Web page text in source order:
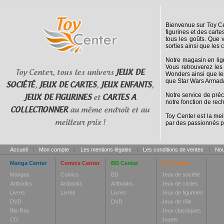
Toy Center, tous les univers JEUX DE
SOCIÉTÉ, JEUX DE CARTES, JEUX ENFANTS,
JEUX DE FIGURINESet CARTES A
COLLECTIONNERau même endroit et au
meilleur prix !
Bienvenue sur Toy
figurines et des
tous les goûts. Que
sorties ainsi que les
Notre magasin en
Vous retrouverez
Wonders ainsi que
que Star Wars
Notre service de
notre fonction de
Toy Center est la
par des passionnés
Accueil | Mon compte | Les mentions légales | Les conditions de ventes |
Manga Center
Mangas
Artbooks
Livres
DVD
Blu-Ray
CD
Comics Center
Comics
Artbooks
Livres
BD Center
BD
Artbooks
Livres
DVD
Toy Center
Jeux de société
Jeux de cartes
Jeux de figurines
Jeux de rôle
Jeux classiques
Jouets